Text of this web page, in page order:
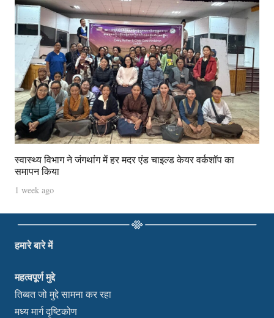
स्वास्थ्य विभाग ने जंगथांग में हर मदर एंड चाइल्ड केयर वर्कशॉप का
समापन किया
1 week ago
हमारे बारे में
महत्वपूर्ण मुद्दे
तिब्बत जो मुद्दे सामना कर रहा
मध्य मार्ग दृष्टिकोण